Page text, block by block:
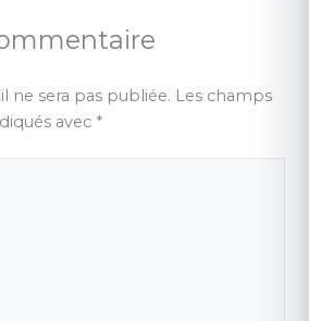
ne sera pas publiée. Les champs
avec *